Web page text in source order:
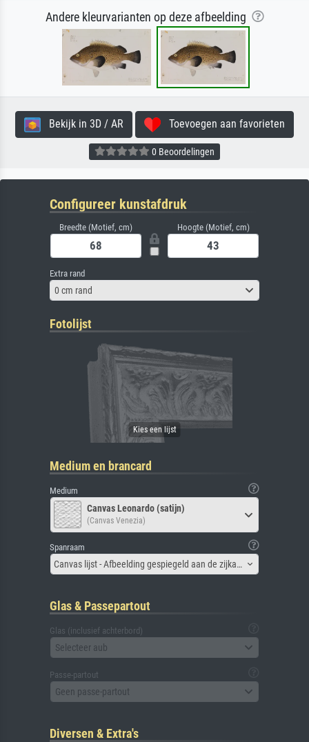
Andere kleurvarianten op deze afbeelding
Bekijk in 3D / AR Toevoegen aan favorieten
0 Beoordelingen
Configureer kunstafdruk
Breedte (Motief, cm) Hoogte (Motief, cm)
Extra rand
0 cm rand
Fotolijst
Medium en brancard
Medium
Canvas Leonardo (satijn)
(Canvas Venezia)
Spanraam
Canvas lijst - Afbeelding gespiegeld aan de zijkant
Glas & Passepartout
Glas (inclusief achterbord)
Selecteer aub
Passe-partout
Geen passe-partout
Diversen & Extra's